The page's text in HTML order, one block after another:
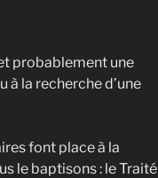
probablement une
la recherche d’une
font place à la
le baptisons : le Traité